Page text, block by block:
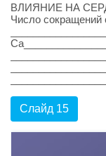
ВЛИЯНИЕ НА
Число
Слайд 15